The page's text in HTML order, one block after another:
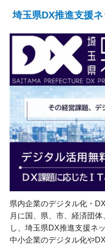
埼玉県DX推進支援
県内企業のデジタル化・
月に国、県、市、経済団
し、埼玉県DX推進支援ネ
中小企業のデジタル化や